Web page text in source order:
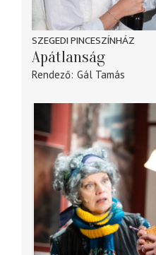
SZEGEDI PINCESZÍNHÁZ
Apátlanság
Rendező Gál Tamás